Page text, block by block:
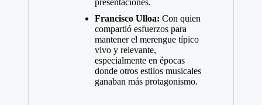
presentaciones.
Francisco Ulloa: Con quien
compartió esfuerzos para
mantener el merengue típico
vivo y relevante,
especialmente en épocas
donde otros estilos musicales
ganaban más protagonismo.